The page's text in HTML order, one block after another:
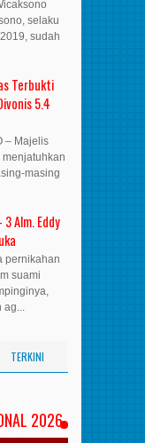
selaku
sudah
Terbukti
5.4
– Majelis
masing
Alm. Eddy
pernikahan
suami
ag...
TERKINI
2026